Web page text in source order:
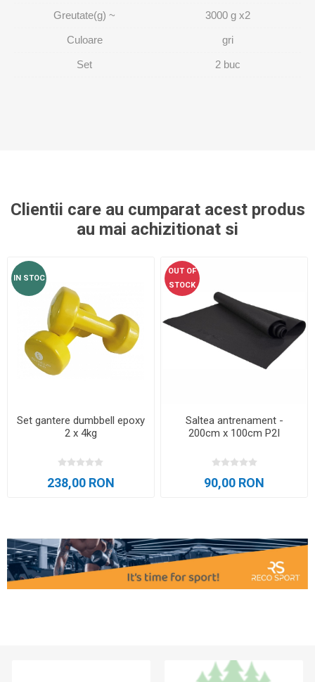
Greutate(g) ~ 3000 g x2
Culoare gri
Set 2 buc
Clientii care au cumparat acest produs
au mai achizitionat si
IN STOC
Set gantere dumbbell epoxy
2 x 4kg
238,00 RON
OUT OF
STOCK
Saltea antrenament -
200cm x 100cm P2I
90,00 RON